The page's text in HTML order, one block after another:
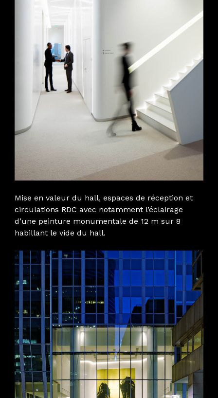
Mise en valeur du hall, espaces de réception et
circulations RDC avec notamment l’éclairage
d’une peinture monumentale de 12 m sur 8
habillant le vide du hall.